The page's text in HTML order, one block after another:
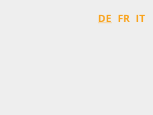
DE FR IT